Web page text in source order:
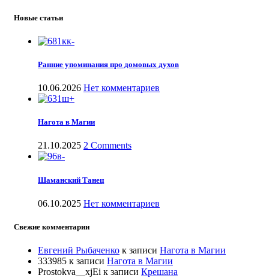
Новые статьи
Ранние упоминания про домовых духов
10.06.2026 Нет комментариев
Нагота в Магии
21.10.2025 2 Comments
Шаманский Танец
06.10.2025 Нет комментариев
Свежие комментарии
Евгений Рыбаченко к записи Нагота в Магии
333985 к записи Нагота в Магии
Prostokva__xjEi к записи Крешана